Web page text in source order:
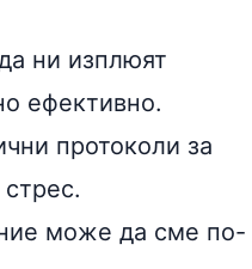
ни изплюят
ефективно.
протоколи за
може да сме по-